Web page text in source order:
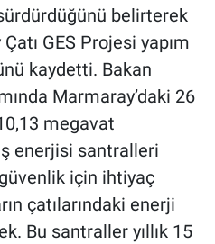
sürdürdüğünü belirterek
GES Projesi yapım
kaydetti. Bakan
Marmaray’daki 26
megavat
enerjisi santralleri
için ihtiyaç
çatılarındaki enerji
Bu santraller yıllık 15